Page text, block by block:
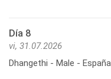
Día 8
vi, 31.07.2026
Dhangethi - Male - España